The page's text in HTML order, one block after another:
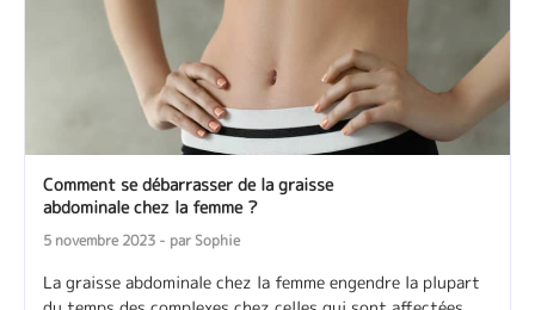
Comment se débarrasser de la graisse
abdominale chez la femme ?
5 novembre 2023 - par Sophie
La graisse abdominale chez la femme engendre la plupart